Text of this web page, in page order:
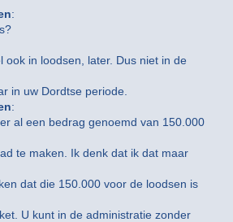
:
ook in loodsen, later. Dus niet in de
in uw Dordtse periode.
:
al een bedrag genoemd van 150.000
te maken. Ik denk dat ik dat maar
dat die 150.000 voor de loodsen is
U kunt in de administratie zonder